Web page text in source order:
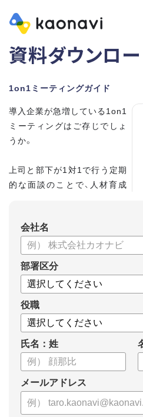
資料ダウンロ
1on1ミーティングガイド
導入企業が急増している1on1
ミーティングはご存じでしょ
うか。
上司と部下が1対1で行う定期
的な面談のことで、人材育成
こちらの資料では、
・1on1とは何か？
・1on1の基本的なやり方
・ 1on1 の基本アジェンダと質問例
についてまとめましたので、ぜひ
会社名
部署区分
役職
氏名：姓
メールアドレス